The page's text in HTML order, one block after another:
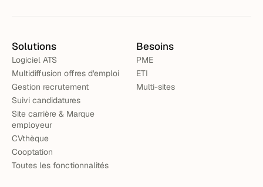
Solutions
Logiciel ATS
Multidiffusion offres d'emploi
Gestion recrutement
Suivi candidatures
Site carrière & Marque
employeur
CVthèque
Cooptation
Toutes les fonctionnalités
Besoins
PME
ETI
Multi-sites